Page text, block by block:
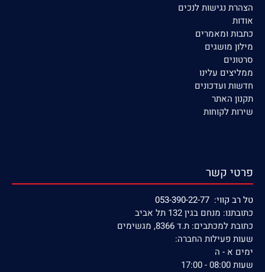
הצהרת נגישות לנכים
אודות
כתבות ומאמרים
מילון מושגים
סרטונים
ממליצים עלינו
חדשות ועדכונים
תקנון האתר
שירות לקוחות
פרטי קשר
טל רב קווי: 053-390-22-77
כתובתנו: מנחם בגין 132 תל אביב
כתובת למכתבים: ת.ד 8366, מגשימים
שעות פעילות החברה:
ימים א - ה
שעות 08:00 - 17:00